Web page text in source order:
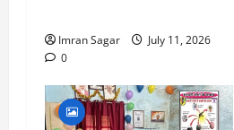
Imran Sagar
July 11, 2026
0